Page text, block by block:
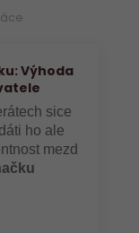
Výhoda
sice
ho ale
mezd